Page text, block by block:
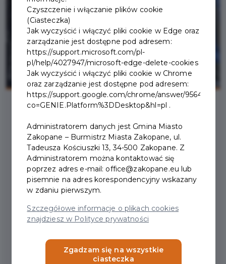
2026-06-08
SUKCES INAUGURACJI
BEZPŁATNYCH
SPACERÓW FREE CITY
TOURS ZAKOPANE 2026
Czyszczenie i włączanie plików cookie
(Ciasteczka)
Jak wyczyścić i włączyć pliki cookie w Edge oraz
zarządzanie jest dostępne pod adresem:
https://support.microsoft.com/pl-
pl/help/4027947/microsoft-edge-delete-cookies
Jak wyczyścić i włączyć pliki cookie w Chrome
oraz zarządzanie jest dostępne pod adresem:
https://support.google.com/chrome/answer/95647?
co=GENIE.Platform%3DDesktop&hl=pl .
Administratorem danych jest Gmina Miasto
Zakopane – Burmistrz Miasta Zakopane, ul.
Tadeusza Kościuszki 13, 34-500 Zakopane. Z
Administratorem można kontaktować się
poprzez adres e-mail: office@zakopane.eu lub
pisemnie na adres korespondencyjny wskazany
w zdaniu pierwszym.
Szczegółowe informacje o plikach cookies
znajdziesz w Polityce prywatności
Zgadzam się na wszystkie
ciasteczka